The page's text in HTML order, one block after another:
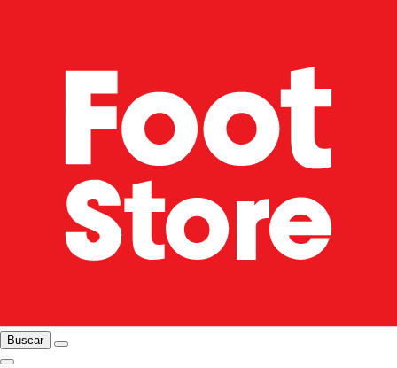
Buscar